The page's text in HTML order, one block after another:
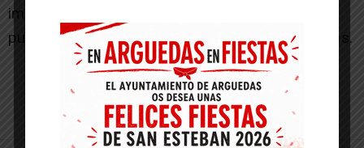
importancia de brindarles plataformas donde
puedan compartir y enriquecer sus conocimientos.
-- Publicidad --